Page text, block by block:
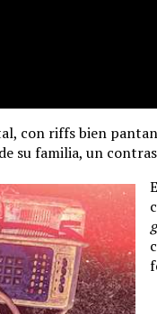
con riffs bien
su familia, un